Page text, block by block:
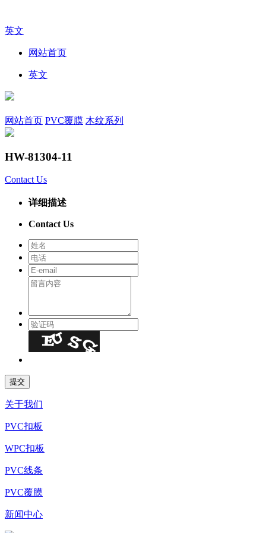
英文
网站首页
英文
网站首页 PVC覆膜 木纹系列
HW-81304-11
Contact Us
详细描述
Contact Us
关于我们
PVC扣板
WPC扣板
PVC线条
PVC覆膜
新闻中心